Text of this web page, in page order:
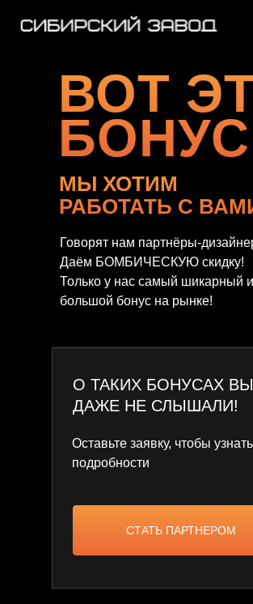
ВОТ
Говорят нам партнёры-
Даём БОМБИЧЕСКУЮ скидку!
Только у нас самый шикарный и
большой бонус на рынке!
О ТАКИХ БОНУСАХ ВЫ
ДАЖЕ НЕ СЛЫШАЛИ!
Оставьте заявку, чтобы узнать
подробности
СТАТЬ ПАРТНЕРОМ
МЫ ХОТИМ
РАБОТАТЬ С